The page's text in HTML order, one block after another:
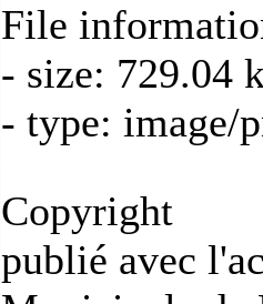
File
- size: 729.04
- type: image/
Copyright
publié avec